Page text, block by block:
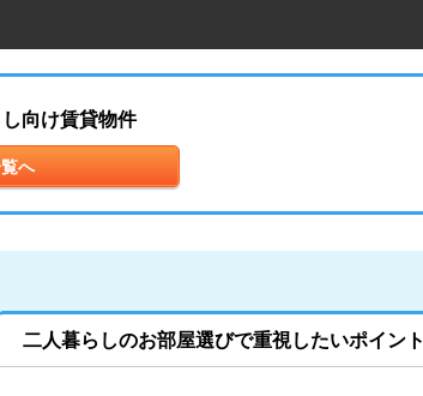
向け賃貸物件
へ
二人暮らしのお部屋選びで重視したいポイント